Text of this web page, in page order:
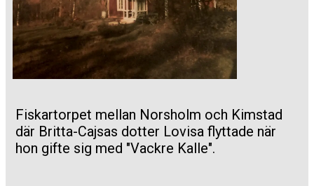
Fiskartorpet mellan Norsholm och Kimstad
där Britta-Cajsas dotter Lovisa flyttade när
hon gifte sig med "Vackre Kalle".